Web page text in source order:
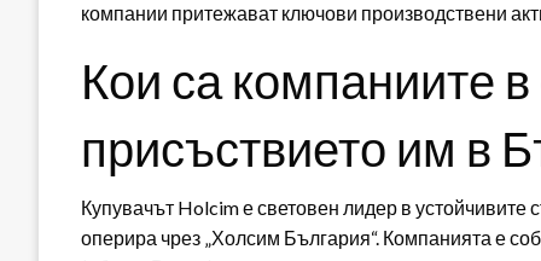
компании притежават ключови производствени
Кои са компаниите
присъствието им в
Купувачът Holcim е световен лидер в
оперира чрез „Холсим България“. Компанията е